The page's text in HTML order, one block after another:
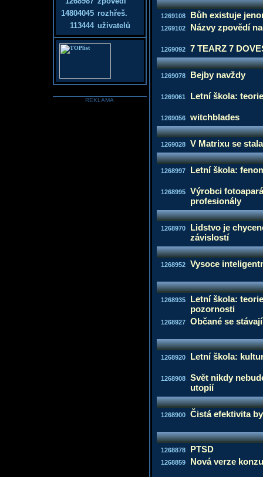
1269108 Bůh existuje
1269102 Názvy zpovědí
1269092 7 TEARZ 7
1269078 Bejby navždy
1269061 Letní škola:
1269056 witchblades
1269028 V Matrixu se
1268997 Letní škola:
1268995
Výrobci
profesionály
1268970
Lidstvo je
závislostí
1268952 Vysoce
1268935
Letní škola:
pozornosti
1268927 Občané se
1268920 Letní škola:
1268908
Svět nikdy
utopií
1268900 Čistá efektivita
1268878 PTSD
1268859 Nová verze
14804045 rozhřeš.
113444 uživatelů
REKLAMA